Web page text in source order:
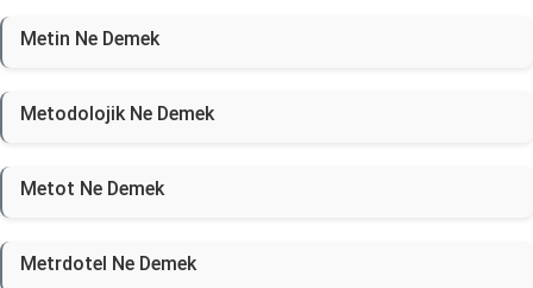
Metin Ne Demek
Metodolojik Ne Demek
Metot Ne Demek
Metrdotel Ne Demek